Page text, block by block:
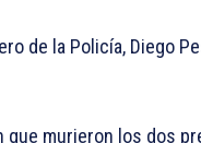
de la Policía, Diego
murieron los dos